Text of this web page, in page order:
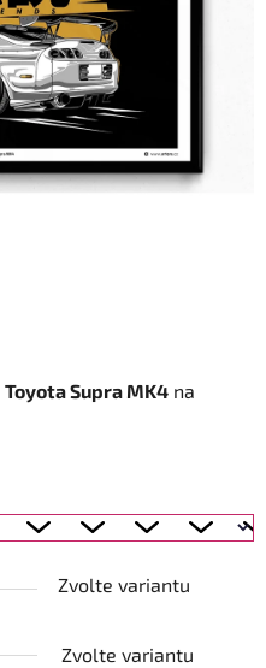
Toyota Supra MK4 na
Zvolte variantu
Zvolte variantu